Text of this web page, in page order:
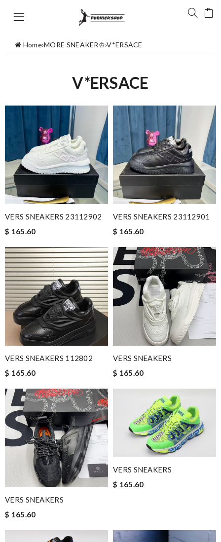
Home›MORE SNEAKER♔›V*ERSACE
V*ERSACE
VERS SNEAKERS 23112902
$ 165.60
VERS SNEAKERS 23112901
$ 165.60
VERS SNEAKERS 112802
$ 165.60
VERS SNEAKERS
$ 165.60
VERS SNEAKERS
$ 165.60
VERS SNEAKERS
$ 165.60